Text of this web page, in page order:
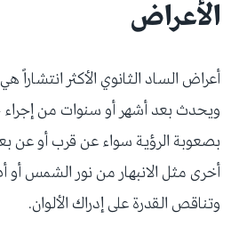
الأعراض
أعراض الساد الثانوي الأكثر انتشاراً
ويحدث بعد أشهر أو سنوات من إجراء
بصعوبة الرؤية سواء عن قرب أو عن
أخرى مثل الانبهار من نور الشمس أو
وتناقص القدرة على إدراك الألوان.